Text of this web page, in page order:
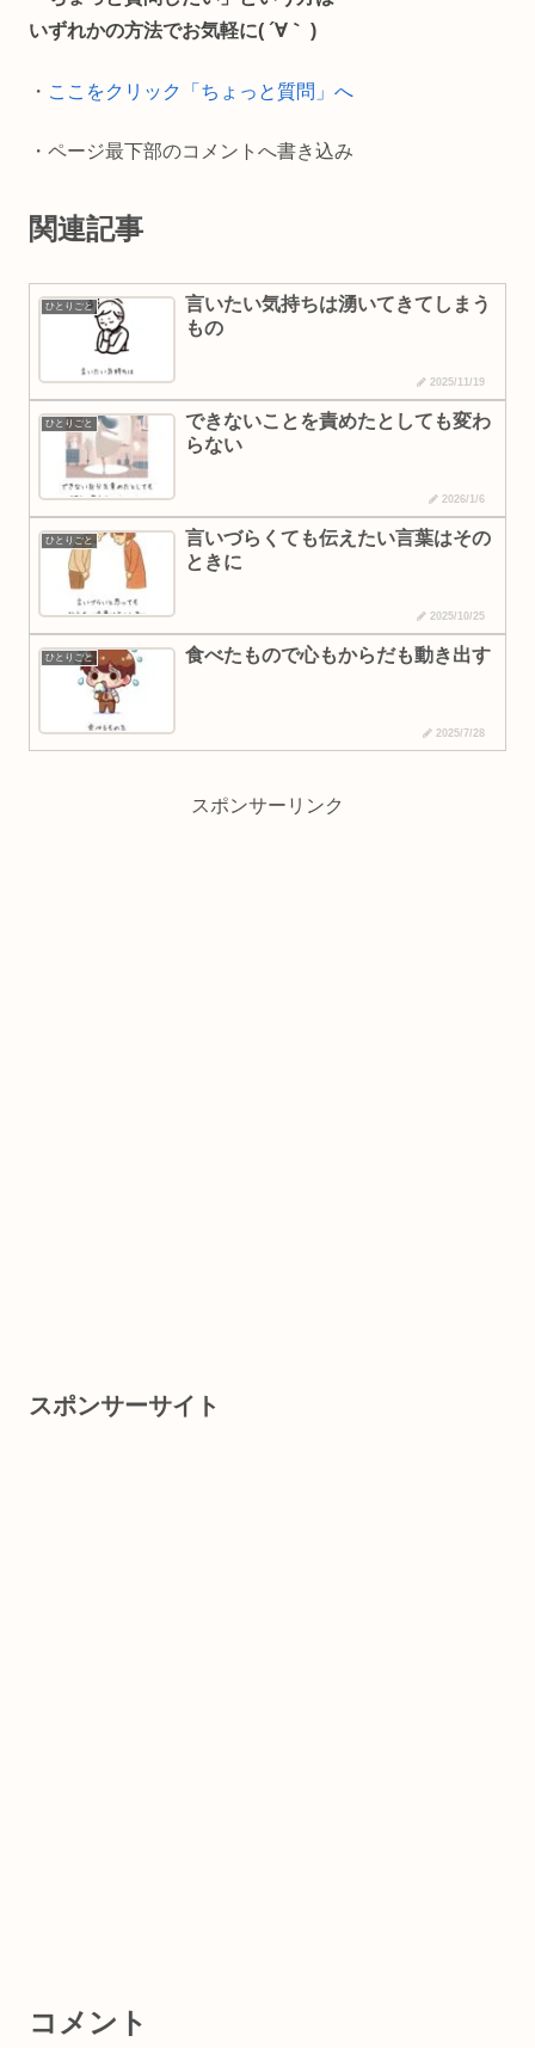
o i
いずれかの方法でお気軽に( ´∀｀ )
・ ここをクリック「ちょっと質問」へ
・ページ最下部のコメントへ書き込み
関連記事
ひとりごと
言いたい気持ちは湧いてきてしまう
もの
2025/11/19
ひとりごと
できないことを責めたとしても変わ
らない
2026/1/6
ひとりごと
言いづらくても伝えたい言葉はその
ときに
2025/10/25
ひとりごと 食べたもので心もからだも動き出す
2025/7/28
スポンサーリンク
スポンサーサイト
コメント